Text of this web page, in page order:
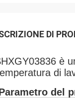
DI
è
di
del